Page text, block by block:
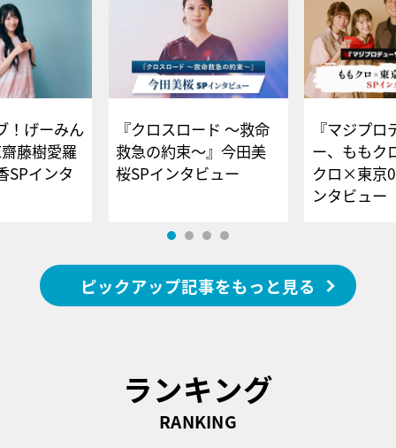
！げーみん
藤樹愛羅
SPインタ
『クロスロード ～救命
救急の約束～』今田美
桜SPインタビュー
『マジプロ
ー、ももク
クロ×東京
ンタビュー
ピックアップ記事をもっと見る
ランキング
RANKING